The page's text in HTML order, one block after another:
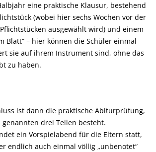
eine praktische Klausur, bestehend
(wobei hier sechs Wochen vor der
ausgewählt wird) und einem
Blatt“ – hier können die Schüler einmal
sie auf ihrem Instrument sind, ohne das
zu haben.
ist dann die praktische Abiturprüfung,
drei Teilen besteht.
ein Vorspielabend für die Eltern statt,
endlich auch einmal völlig „unbenotet“